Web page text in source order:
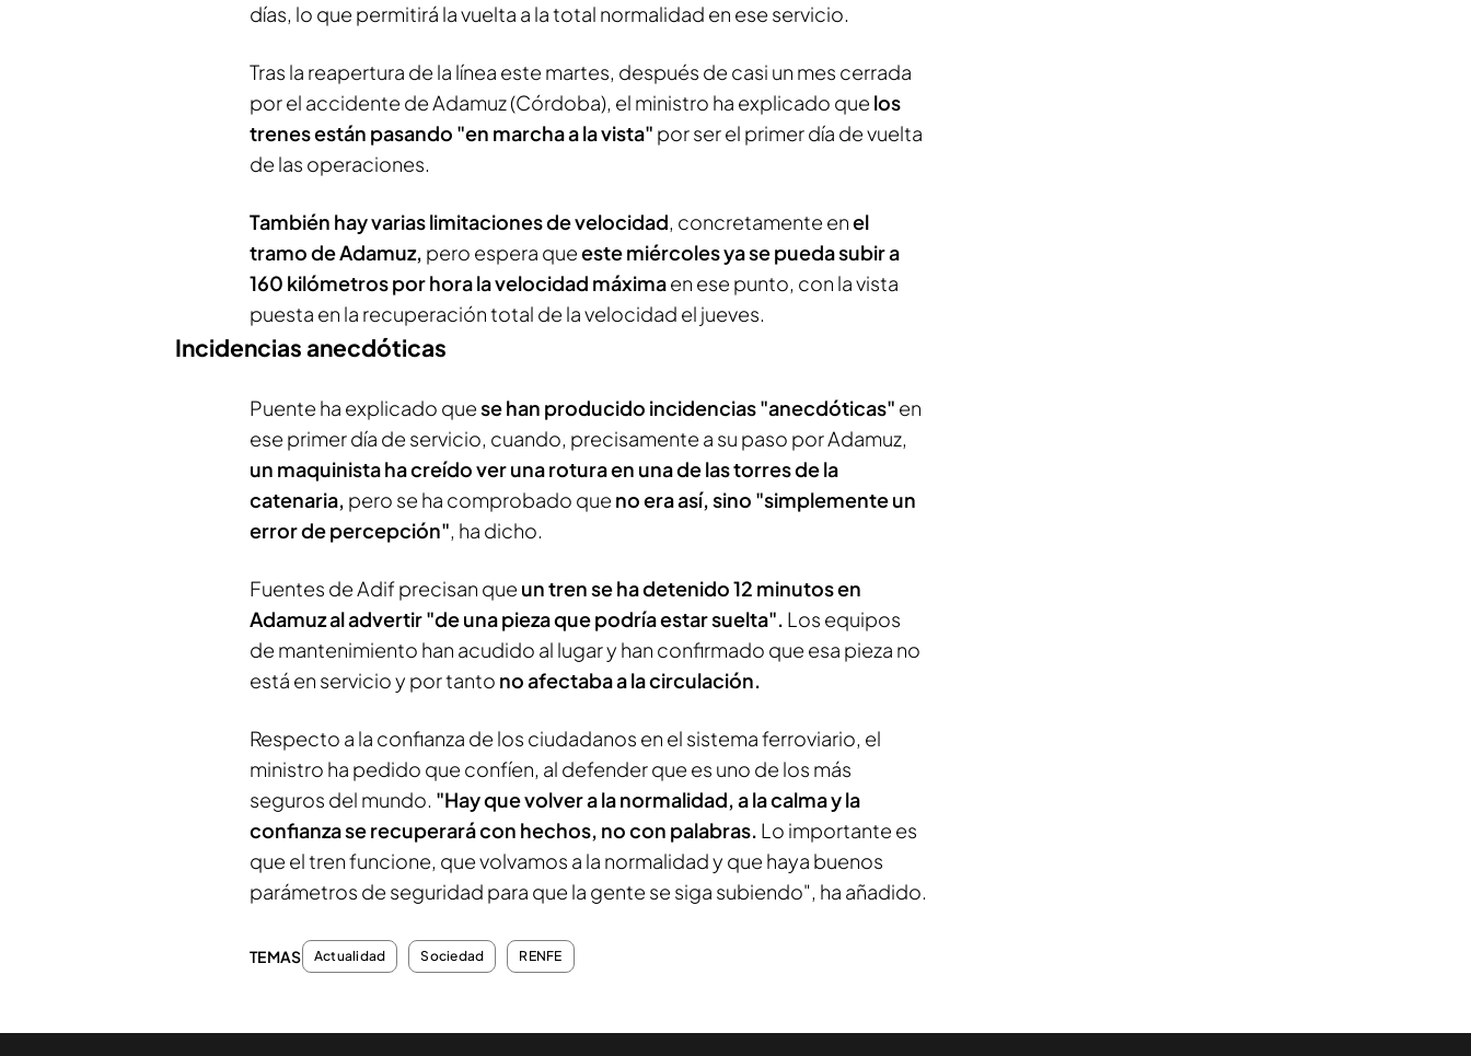
días, lo que permitirá la vuelta a la total normalidad en ese servicio.
Tras la reapertura de la línea este martes, después de casi un mes cerrada
por el accidente de Adamuz (Córdoba), el ministro ha explicado que los
trenes están pasando "en marcha a la vista" por ser el primer día de vuelta
de las operaciones.
También hay varias limitaciones de velocidad, concretamente enel
tramo de Adamuz, pero espera queeste miércoles ya se pueda subir a
160 kilómetros por hora la velocidad máximaen ese punto, con la vista
puesta en la recuperación total de la velocidad el jueves.
Incidencias anecdóticas
Puente ha explicado quese han producido incidencias "anecdóticas" en
ese primer día de servicio, cuando, precisamente a su paso por Adamuz,
un maquinista ha creído ver una rotura en una de las torres de la
catenaria, pero se ha comprobado que no era así, sino "simplemente un
error de percepción", ha dicho.
Fuentes de Adif precisan que un tren se ha detenido 12 minutos en
Adamuz al advertir "de una pieza que podría estar suelta". Los equipos
de mantenimiento han acudido al lugar y han confirmado que esa pieza no
está en servicio y por tanto no afectaba a la circulación.
Respecto a la confianza de los ciudadanos en el sistema ferroviario, el
ministro ha pedido que confíen, al defender que es uno de los más
seguros del mundo. "Hay que volver a la normalidad, a la calma y la
confianza se recuperará con hechos, no con palabras. Lo importante es
que el tren funcione, que volvamos a la normalidad y que haya buenos
parámetros de seguridad para que la gente se siga subiendo", ha añadido.
TEMAS Actualidad Sociedad RENFE